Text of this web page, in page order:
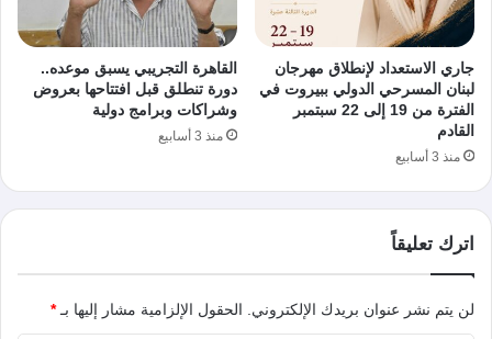
جاري الاستعداد لإنطلاق مهرجان
لبنان المسرحي الدولي ببيروت في
الفترة من 19 إلى 22 سبتمبر
القادم
منذ 3 أسابيع
القاهرة التجريبي يسبق موعده..
دورة تنطلق قبل افتتاحها بعروض
وشراكات وبرامج دولية
منذ 3 أسابيع
اترك تعليقاً
لن يتم نشر عنوان بريدك الإلكتروني. الحقول الإلزامية مشار إليها بـ*